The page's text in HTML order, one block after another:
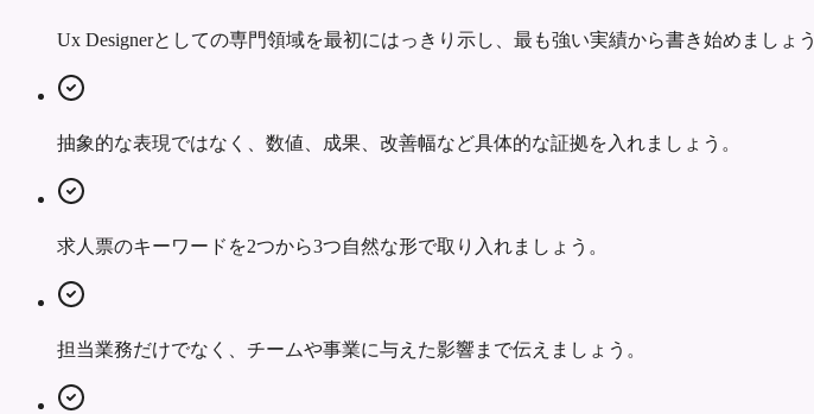
Ux Designerとしての専門領域を最初にはっきり示し、最も強い実績から書き始めましょう
抽象的な表現ではなく、数値、成果、改善幅など具体的な証拠を入れましょう。
求人票のキーワードを2つから3つ自然な形で取り入れましょう。
担当業務だけでなく、チームや事業に与えた影響まで伝えましょう。